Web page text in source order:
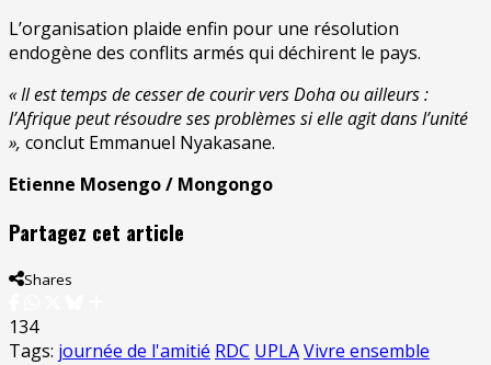
L’organisation plaide enfin pour une résolution
endogène des conflits armés qui déchirent le pays.
« Il est temps de cesser de courir vers Doha ou ailleurs :
l’Afrique peut résoudre ses problèmes si elle agit dans l’unité
», conclut Emmanuel Nyakasane.
Etienne Mosengo / Mongongo
Partagez cet article
Shares
134
Tags: journée de l'amitié RDC UPLAVivre ensemble